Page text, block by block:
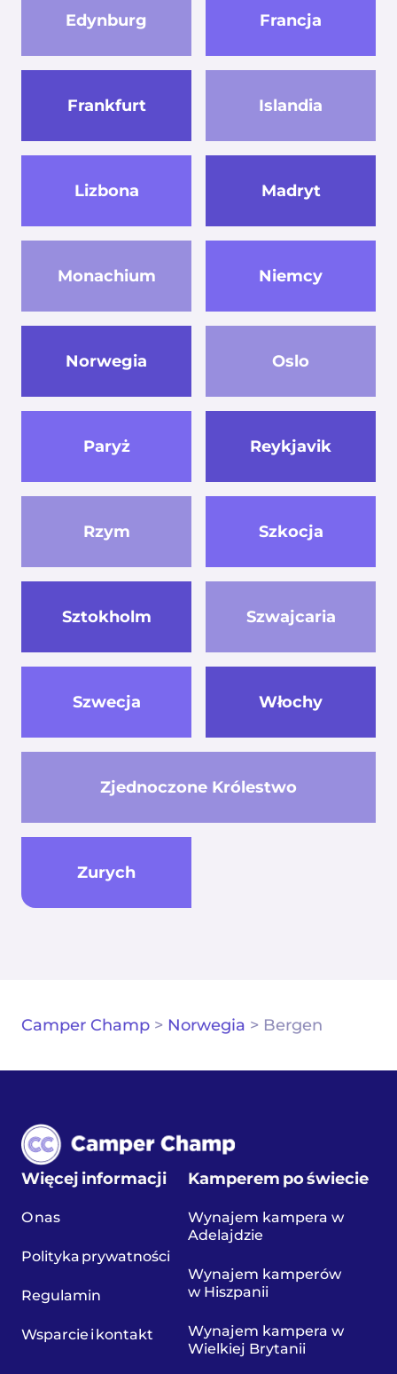
Edynburg Francja
Frankfurt Islandia
Lizbona Madryt
Monachium Niemcy
Norwegia Oslo
Paryż Reykjavik
Rzym Szkocja
Sztokholm Szwajcaria
Szwecja Włochy
Zjednoczone Królestwo
Zurych
Camper Champ > Norwegia > Bergen
Więcej informacji
O nas
Polityka prywatności
Regulamin
Wsparcie i kontakt
Kamperem po świecie
Wynajem kampera w
Adelajdzie
Wynajem kamperów
w Hiszpanii
Wynajem kampera w
Wielkiej Brytanii